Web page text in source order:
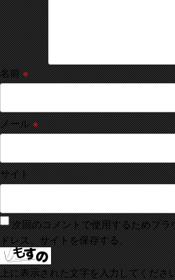
名前※
メール※
サイト
次回のコメントで使用するためブ
ドレス、サイトを保存する。
上に表示された文字を入力してくださ